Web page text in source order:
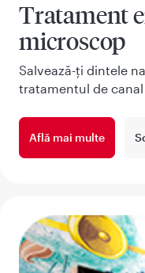
Tratament
microscop
Salvează-ți dintele
tratamentul de
Află mai multe